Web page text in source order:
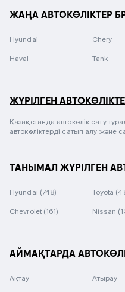
ЖАҢА АВТОКӨЛІКТЕР
Hyundai Chery
Haval Tank
ЖҮРІЛГЕН
Қазақстанда автокөлік сату
автокөліктерді сатып алу және
ТАНЫМАЛ ЖҮРІЛГЕН
Hyundai (748) Toyota
Chevrolet (161) Nissan
АЙМАҚТАРДА
Ақтау Атырау